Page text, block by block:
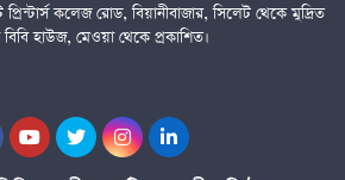
কলেজ রোড, বিয়ানীবাজার, সিলেট থেকে মুদ্রিত
হাউজ, মেওয়া থেকে প্রকাশিত।